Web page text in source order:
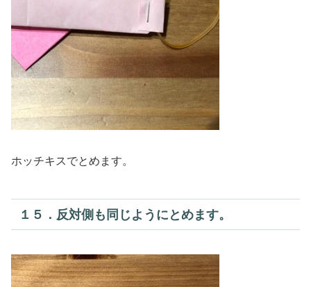
ホッチキスでとめます。
１５．反対側も同じようにとめます。